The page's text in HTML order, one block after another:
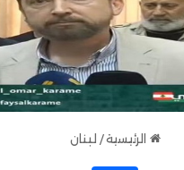
الرئيسية / لبنان